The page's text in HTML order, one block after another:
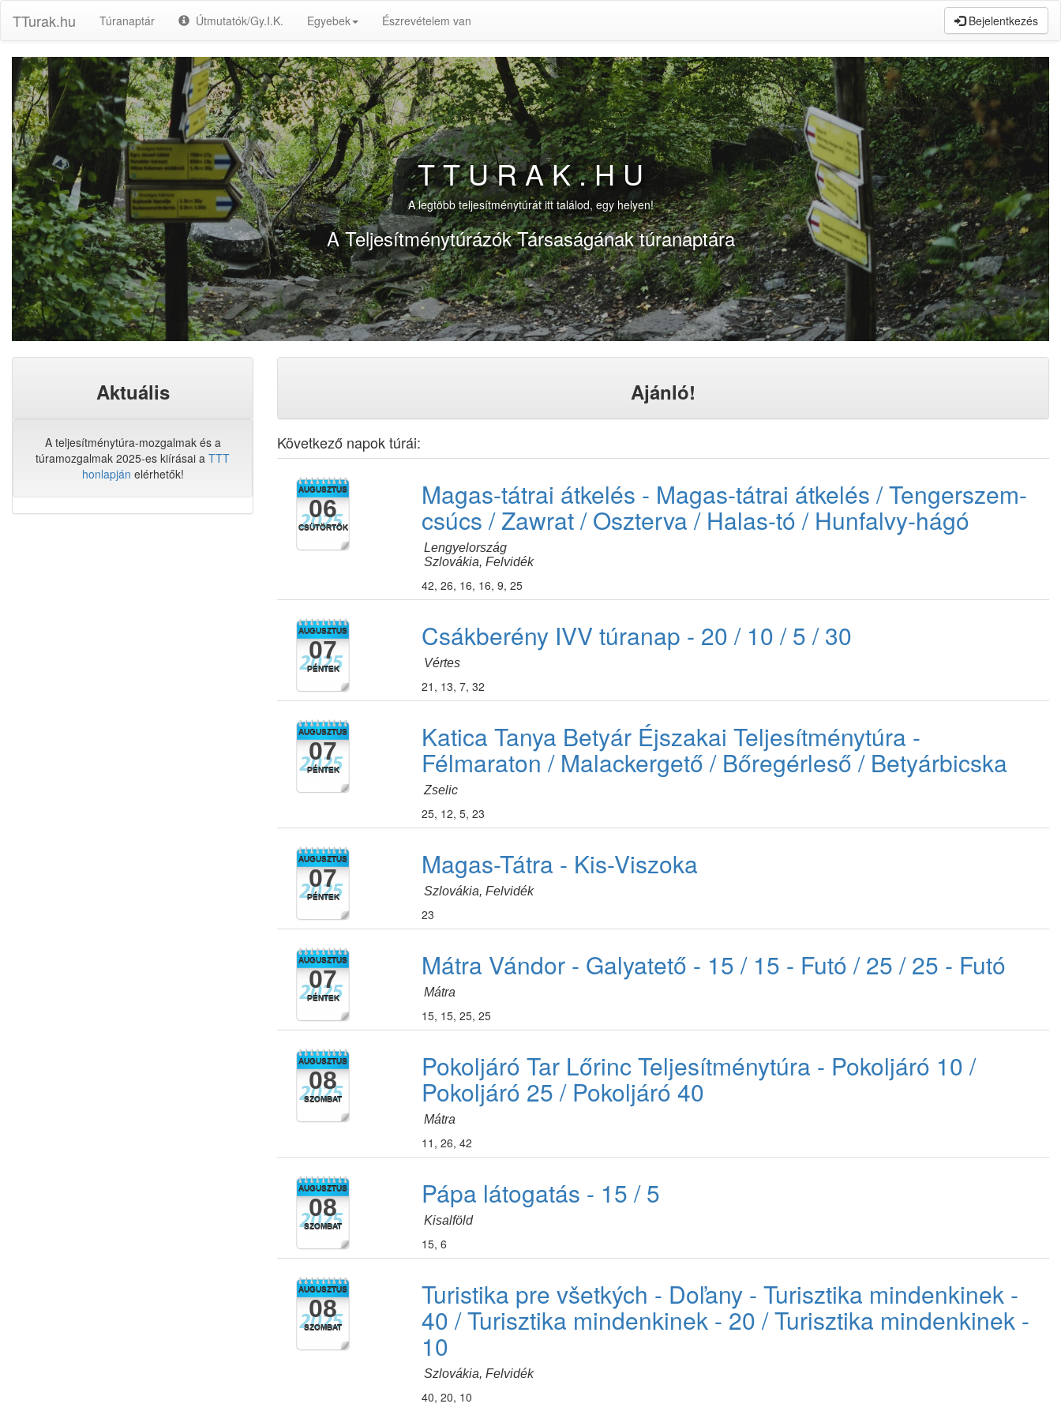
TTurak.hu Túranaptár Útmutatók/Gy.I.K. Egyebek Észrevételem van Bejelentkezés
T T U R A K . H U
A legtöbb teljesítménytúrát itt találod, egy helyen!
A Teljesítménytúrázók Társaságának túranaptára
Aktuális
A teljesítménytúra-mozgalmak és a
túramozgalmak 2025-es kiírásai a TTT
honlapján elérhetők!
Ajánló!
Következő napok túrái:
AUGUSZTUS
06
CSÜTÖRTÖK
Magas-tátrai átkelés - Magas-tátrai átkelés / Tengerszem-
csúcs / Zawrat / Oszterva / Halas-tó / Hunfalvy-hágó
Lengyelország
Szlovákia, Felvidék
42, 26, 16, 16, 9, 25
AUGUSZTUS
07
PÉNTEK
Csákberény IVV túranap - 20 / 10 / 5 / 30
Vértes
21, 13, 7, 32
AUGUSZTUS
07
PÉNTEK
Katica Tanya Betyár Éjszakai Teljesítménytúra -
Félmaraton / Malackergető / Bőregérleső / Betyárbicska
Zselic
25, 12, 5, 23
AUGUSZTUS
07
PÉNTEK
Magas-Tátra - Kis-Viszoka
Szlovákia, Felvidék
23
AUGUSZTUS
07
PÉNTEK
Mátra Vándor - Galyatető - 15 / 15 - Futó / 25 / 25 - Futó
Mátra
15, 15, 25, 25
AUGUSZTUS
08
SZOMBAT
Pokoljáró Tar Lőrinc Teljesítménytúra - Pokoljáró 10 /
Pokoljáró 25 / Pokoljáró 40
Mátra
11, 26, 42
AUGUSZTUS
08
SZOMBAT
Pápa látogatás - 15 / 5
Kisalföld
15, 6
AUGUSZTUS
08
SZOMBAT
Turistika pre všetkých - Doľany - Turisztika mindenkinek -
40 / Turisztika mindenkinek - 20 / Turisztika mindenkinek -
10
Szlovákia, Felvidék
40, 20, 10